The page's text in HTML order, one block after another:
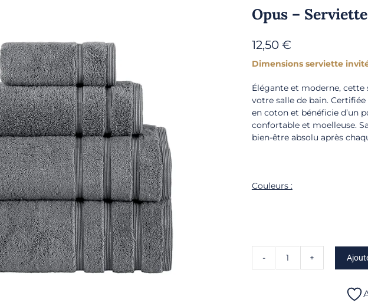
Opus –
12,50 €
Dimensions serviette
Élégante et moderne,
votre salle de bain. Certifiée
en coton et bénéficie d’un
confortable et moelleuse.
bien-être absolu après
Couleurs :
quantité